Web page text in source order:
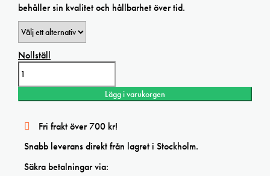
behåller sin kvalitet och hållbarhet över tid.
Nollställ
T-
print
Soft
PROCESS
transparent
textile
ink
mängd
Lägg i varukorgen
Fri frakt över 700 kr!
Snabb leverans direkt från lagret i Stockholm.
Säkra betalningar via: